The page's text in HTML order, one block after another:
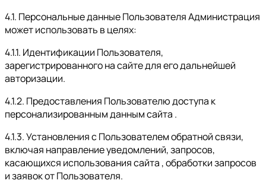
4.1. Персональные данные Пользователя Администрация
может использовать в целях:
4.1.1. Идентификации Пользователя,
зарегистрированного на сайте для его дальнейшей
авторизации.
4.1.2. Предоставления Пользователю доступа к
персонализированным данным сайта .
4.1.3. Установления с Пользователем обратной связи,
включая направление уведомлений, запросов,
касающихся использования сайта , обработки запросов
и заявок от Пользователя.